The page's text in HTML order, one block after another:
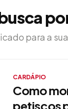
para a
CARDÁPIO
Como
petiscos